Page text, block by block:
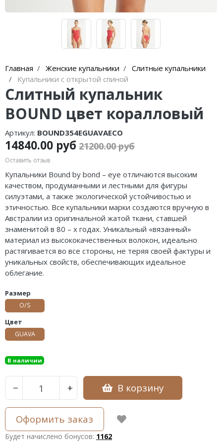
Главная Женские купальники
Слитные купальники
Купальники с открытой спиной
Слитный купальник
BOUND цвет коралловый
Артикул: BOUND354EGUAVAECO
14840.00 руб 21200.00 руб
Оставить отзыв
Купальники Bound by bond – eye отличаются высоким
качеством, продуманными и лестными для фигуры
силуэтами, а также экологической устойчивостью и
этичностью. Все купальники марки создаются вручную в
Австралии из оригинальной жатой ткани, ставшей
знаменитой в 80 – х годах. Уникальный «вязанный»
материал из высококачественных волокон, идеально
растягивается во все стороны, не теряя своей фактуры и
уникальных свойств, обеспечивающих идеальное
облегание.
Размер
O/S
Цвет
GUAVA
В наличии
− + В корзину
Оформить заказ
Будет начислено бонусов: 1162